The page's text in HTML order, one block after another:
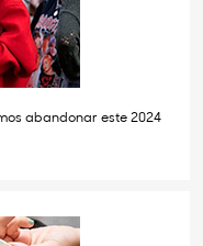
abandonar este 2024